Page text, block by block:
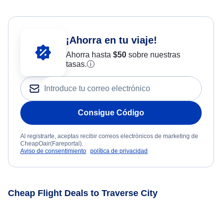
¡Ahorra en tu viaje!
Ahorra hasta $50sobre nuestras
tasas.ⓘ
Consigue Código
Al registrarte, aceptas recibir correos electrónicos de marketing de
CheapOair(Fareportal).
Aviso de consentimiento política de privacidad
Cheap Flight Deals to Traverse City